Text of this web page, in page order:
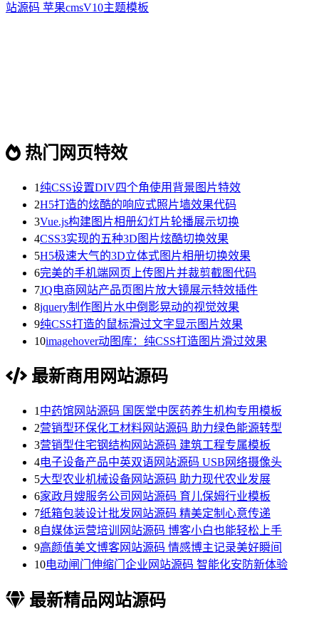
站源码 苹果cmsV10主题模板
热门网页特效
1纯CSS设置DIV四个角使用背景图片特效
2H5打造的炫酷的响应式照片墙效果代码
3Vue.js构建图片相册幻灯片轮播展示切换
4CSS3实现的五种3D图片炫酷切换效果
5H5极速大气的3D立体式图片相册切换效果
6完美的手机端网页上传图片并裁剪截图代码
7JQ电商网站产品页图片放大镜展示特效插件
8jquery制作图片水中倒影晃动的视觉效果
9纯CSS打造的鼠标滑过文字显示图片效果
10imagehover动图库：纯CSS打造图片滑过效果
最新商用网站源码
1 中药馆网站源码 国医堂中医药养生机构专用模板
2营销型环保化工材料网站源码 助力绿色能源转型
3营销型住宅钢结构网站源码 建筑工程专属模板
4电子设备产品中英双语网站源码 USB网络摄像头
5大型农业机械设备网站源码 助力现代农业发展
6家政月嫂服务公司网站源码 育儿保姆行业模板
7纸箱包装设计批发网站源码 精美定制心意传递
8自媒体运营培训网站源码 博客小白也能轻松上手
9高颜值美文博客网站源码 情感博主记录美好瞬间
10电动闸门伸缩门企业网站源码 智能化安防新体验
最新精品网站源码